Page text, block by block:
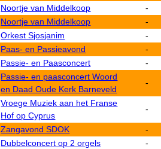
Noortje van Middelkoop
-
Noortje van Middelkoop
-
Orkest Sjosjanim
-
Paas- en Passieavond
-
Passie- en Paasconcert
-
Passie- en paasconcert Woord
en Daad Oude Kerk Barneveld
-
Vroege Muziek aan het Franse
Hof op Cyprus
-
Zangavond SDOK -
Dubbelconcert op 2 orgels
-